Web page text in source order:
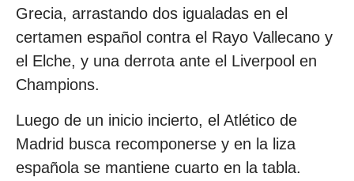
Grecia, arrastando dos igualadas en el
certamen español contra el Rayo Vallecano y
el Elche, y una derrota ante el Liverpool en
Champions.
Luego de un inicio incierto, el Atlético de
Madrid busca recomponerse y en la liza
española se mantiene cuarto en la tabla.